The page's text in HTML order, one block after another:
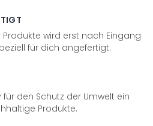
Produkte wird erst nach Eingang
für dich angefertigt.
den Schutz der Umwelt ein
Produkte.